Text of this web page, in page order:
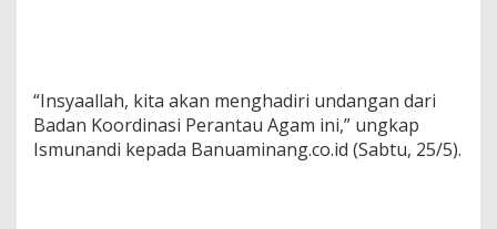
“Insyaallah, kita akan menghadiri undangan dari
Badan Koordinasi Perantau Agam ini,” ungkap
Ismunandi kepada Banuaminang.co.id (Sabtu, 25/5).